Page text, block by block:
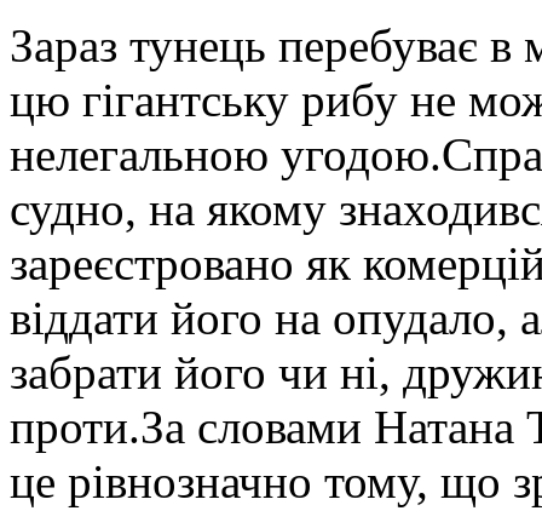
Зараз тунець перебуває в
цю гігантську рибу не
нелегальною
судно, на якому
зареєстровано як
віддати його на опудало,
забрати його чи ні,
проти.За словами
це рівнозначно тому, що